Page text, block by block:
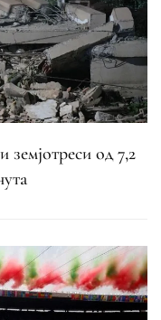
земјотреси од 7,2